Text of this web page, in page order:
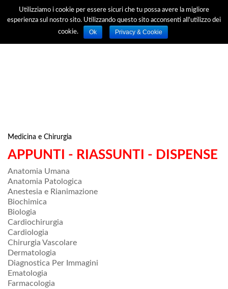
Medicina e Chirurgia
APPUNTI - RIASSUNTI - DISPENSE
Anatomia Umana
Anatomia Patologica
Anestesia e Rianimazione
Biochimica
Biologia
Cardiochirurgia
Cardiologia
Chirurgia Vascolare
Dermatologia
Diagnostica Per Immagini
Ematologia
Farmacologia
Utilizziamo i cookie per essere sicuri che tu possa avere la migliore
esperienza sul nostro sito. Utilizzando questo sito acconsenti all'utilizzo dei
cookie.
Ok Privacy & Cookie